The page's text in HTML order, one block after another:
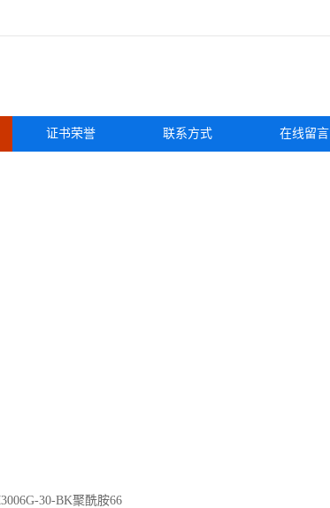
证书荣誉 联系方式 在线留言
30-BK聚酰胺66